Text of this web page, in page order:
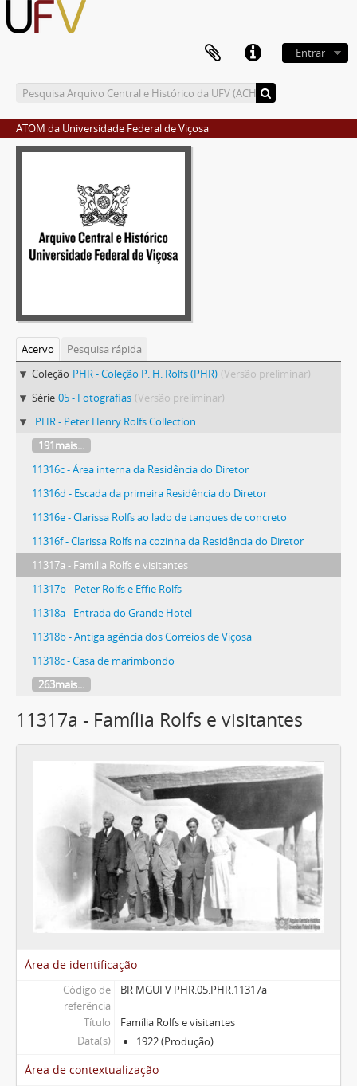
Entrar
ATOM da Universidade Federal de Viçosa
Acervo
Pesquisa rápida
Coleção PHR - Coleção P. H. Rolfs (PHR) (Versão preliminar)
Série 05 - Fotografias (Versão preliminar)
PHR - Peter Henry Rolfs Collection
191mais...
11316c - Área interna da Residência do Diretor
11316d - Escada da primeira Residência do Diretor
11316e - Clarissa Rolfs ao lado de tanques de concreto
11316f - Clarissa Rolfs na cozinha da Residência do Diretor
11317a - Família Rolfs e visitantes
11317b - Peter Rolfs e Effie Rolfs
11318a - Entrada do Grande Hotel
11318b - Antiga agência dos Correios de Viçosa
11318c - Casa de marimbondo
263mais...
11317a - Família Rolfs e visitantes
Área de identificação
Código de
referência
BR MGUFV PHR.05.PHR.11317a
Título
Família Rolfs e visitantes
Data(s)
1922 (Produção)
Área de contextualização